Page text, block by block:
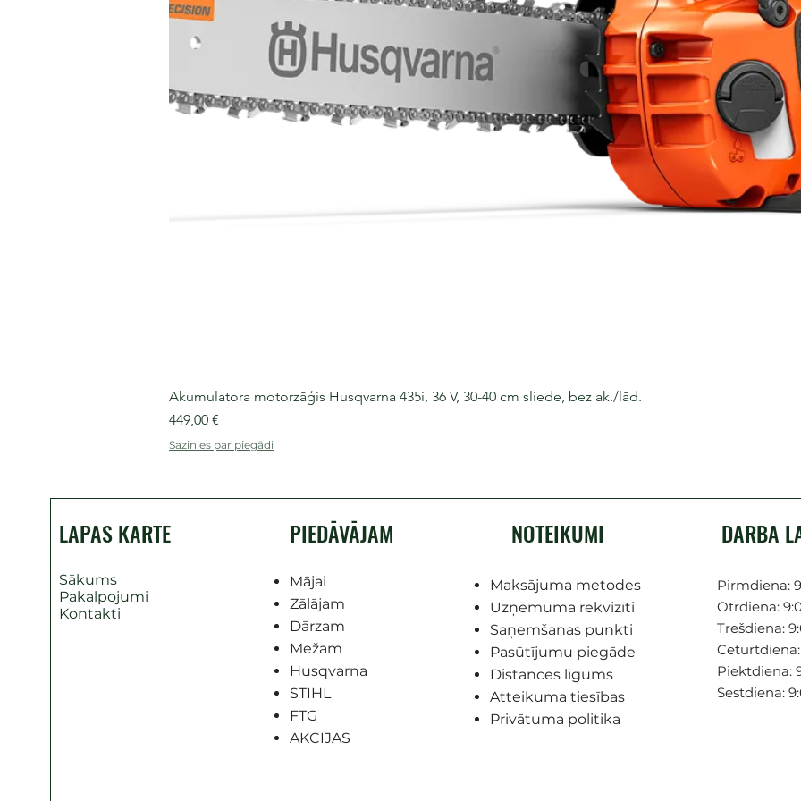
Akumulatora motorzāģis Husqvarna 435i, 36 V, 30-40 cm sliede, bez ak./lād.
Cena
449,00 €
Sazinies par piegādi
LAPAS KARTE
Sākums
Pakalpojumi
Kontakti
PIEDĀVĀJAM
Mājai
Zālājam
Dārzam
Mežam
Husqvarna
STIHL
FTG
AKCIJAS
NOTEIKUMI
Maksājuma metodes
Uzņēmuma rekvizīti
Saņemšanas punkti
Pasūtījumu piegāde
Distances līgums
Atteikuma tiesības
Privātuma politika
DARBA
Pirmdiena:
Otrdiena:
Trešdiena:
Ceturtdiena:
Piektdiena:
Sestdiena: